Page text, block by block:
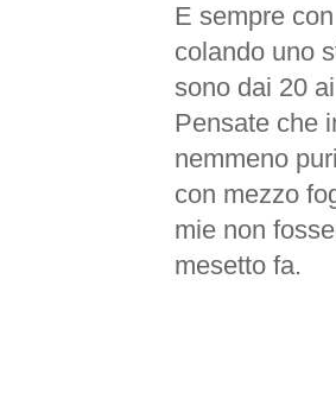
E sempre
colando uno
sono dai 20 ai
Pensate che
nemmeno
con mezzo
mie non
mesetto fa.